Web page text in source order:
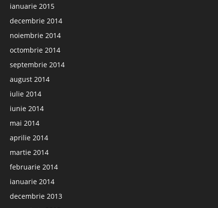
ianuarie 2015
decembrie 2014
noiembrie 2014
octombrie 2014
septembrie 2014
august 2014
iulie 2014
iunie 2014
mai 2014
aprilie 2014
martie 2014
februarie 2014
ianuarie 2014
decembrie 2013